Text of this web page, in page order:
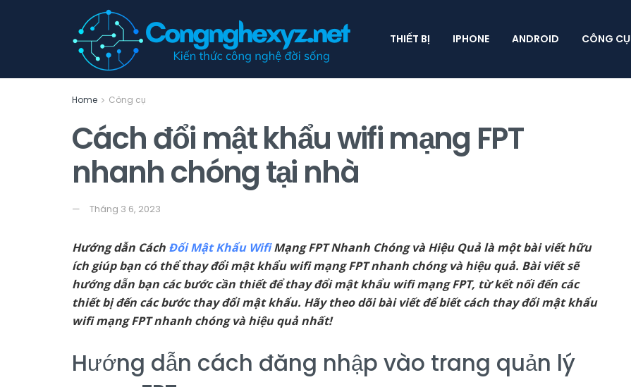
THIẾT BỊ IPHONE ANDROID CÔNG CỤ
Home Công cụ
Cách đổi mật khẩu wifi mạng FPT
nhanh chóng tại nhà
Tháng 3 6, 2023
Hướng dẫn Cách Đổi Mật Khẩu WifiMạng FPT Nhanh Chóng và Hiệu Quả là một bài viết hữu
ích giúp bạn có thể thay đổi mật khẩu wifi mạng FPT nhanh chóng và hiệu quả. Bài viết sẽ
hướng dẫn bạn các bước cần thiết để thay đổi mật khẩu wifi mạng FPT, từ kết nối đến các
thiết bị đến các bước thay đổi mật khẩu. Hãy theo dõi bài viết để biết cách thay đổi mật khẩu
wifi mạng FPT nhanh chóng và hiệu quả nhất!
Hướng dẫn cách đăng nhập vào trang quản lý